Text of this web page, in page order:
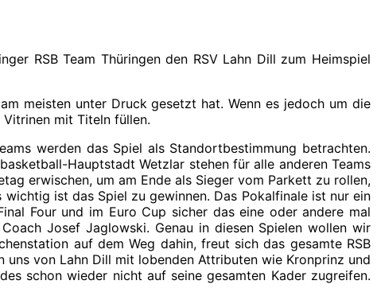
RSB Team Thüringen den RSV Lahn Dill zum Heimspiel
meisten unter Druck gesetzt hat. Wenn es jedoch um die
mit Titeln füllen.
werden das Spiel als Standortbestimmung betrachten.
Hauptstadt Wetzlar stehen für alle anderen Teams
erwischen, um am Ende als Sieger vom Parkett zu rollen,
ist das Spiel zu gewinnen. Das Pokalfinale ist nur ein
Four und im Euro Cup sicher das eine oder andere mal
Josef Jaglowski. Genau in diesen Spielen wollen wir
auf dem Weg dahin, freut sich das gesamte RSB
von Lahn Dill mit lobenden Attributen wie Kronprinz und
schon wieder nicht auf seine gesamten Kader zugreifen.